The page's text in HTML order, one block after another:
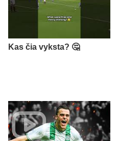
Kas čia vyksta? 🤔